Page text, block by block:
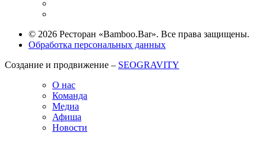
© 2026 Ресторан «Bamboo.Bar». Все права защищены.
Обработка персональных данных
Создание и продвижение – SEOGRAVITY
О нас
Команда
Медиа
Афиша
Новости